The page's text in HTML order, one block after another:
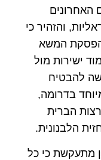
האחרונים
והזהיר כי
המשא
ישירות מול
להבטיח
בדרומה,
הברית
הלבנונית.
מתעקשת כי כל